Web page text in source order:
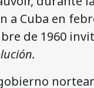
a Cuba en
de 1960